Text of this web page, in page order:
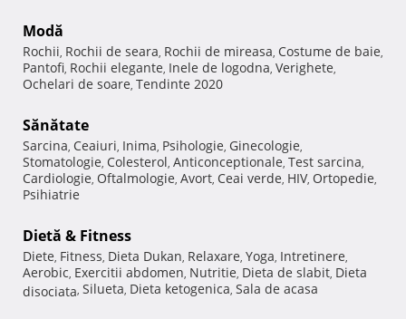
Modă
Rochii, Rochii de seara, Rochii de mireasa, Costume de baie,
Pantofi, Rochii elegante, Inele de logodna, Verighete,
Ochelari de soare, Tendinte 2020
Sănătate
Sarcina, Ceaiuri, Inima, Psihologie, Ginecologie,
Stomatologie, Colesterol, Anticonceptionale, Test sarcina,
Cardiologie, Oftalmologie, Avort, Ceai verde, HIV, Ortopedie,
Psihiatrie
Dietă & Fitness
Diete, Fitness, Dieta Dukan, Relaxare, Yoga, Intretinere,
Aerobic, Exercitii abdomen, Nutritie, Dieta de slabit, Dieta
disociata, Silueta, Dieta ketogenica, Sala de acasa